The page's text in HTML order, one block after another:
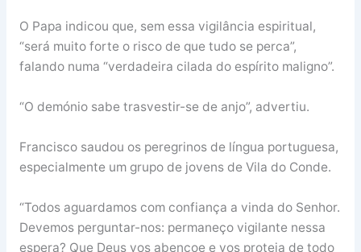
O Papa indicou que, sem essa vigilância espiritual,
“será muito forte o risco de que tudo se perca”,
falando numa “verdadeira cilada do espírito maligno”.
“O demónio sabe trasvestir-se de anjo”, advertiu.
Francisco saudou os peregrinos de língua portuguesa,
especialmente um grupo de jovens de Vila do Conde.
“Todos aguardamos com confiança a vinda do Senhor.
Devemos perguntar-nos: permaneço vigilante nessa
espera? Que Deus vos abençoe e vos proteja de todo